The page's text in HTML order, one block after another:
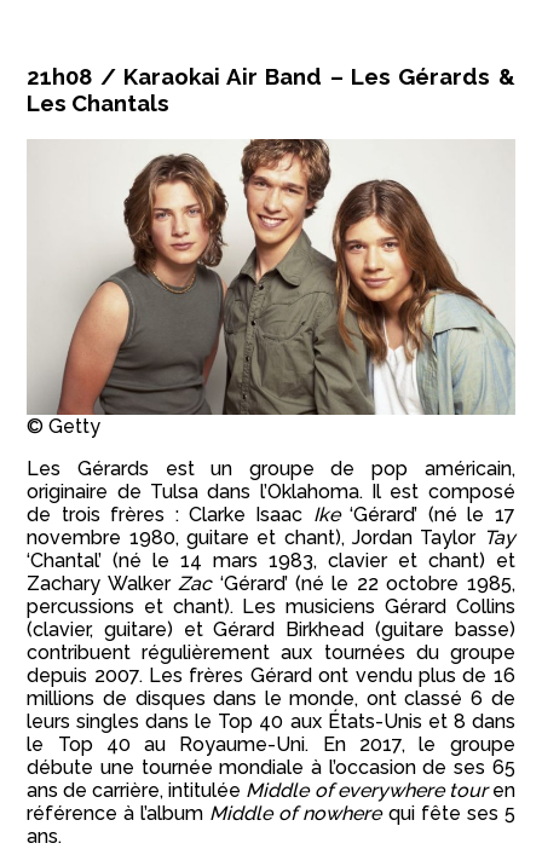
21h08 / Karaokai Air Band – Les Gérards &
Les Chantals
© Getty
Les Gérards est un groupe de pop américain,
originaire de Tulsa dans l’Oklahoma. Il est composé
de trois frères : Clarke Isaac Ike‘Gérard’ (né le 17
novembre 1980, guitare et chant), Jordan Taylor Tay
‘Chantal’ (né le 14 mars 1983, clavier et chant) et
Zachary WalkerZac‘Gérard’ (né le 22 octobre 1985,
percussions et chant). Les musiciens Gérard Collins
(clavier, guitare) et Gérard Birkhead (guitare basse)
contribuent régulièrement aux tournées du groupe
depuis 2007. Les frères Gérard ont vendu plus de 16
millions de disques dans le monde, ont classé 6 de
leurs singles dans le Top 40 aux États-Unis et 8 dans
le Top 40 au Royaume-Uni. En 2017, le groupe
débute une tournée mondiale à l’occasion de ses 65
ans de carrière, intitulée Middle of everywhere touren
référence à l’album Middle of nowherequi fête ses 5
ans.